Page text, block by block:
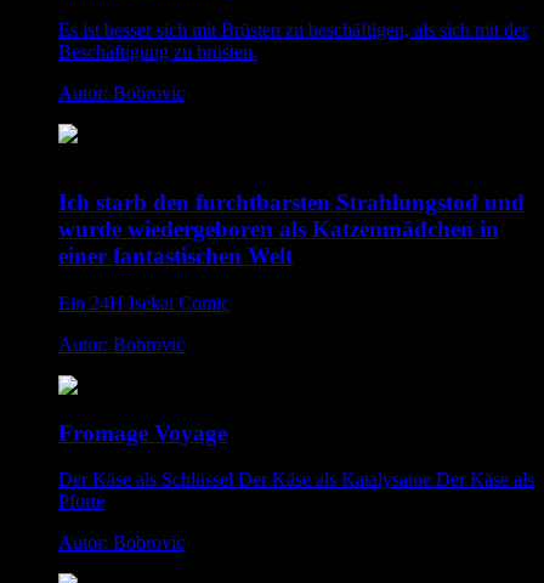
Es ist besser sich mit Brüsten zu beschäftigen, als sich mit der
Beschäftigung zu brüsten.
Autor: Bobrovic
Ich starb den furchtbarsten Strahlungstod und
wurde wiedergeboren als Katzenmädchen in
einer fantastischen Welt
Ein 24H Isekai Comic
Autor: Bobrovic
Fromage Voyage
Der Käse als Schlüssel Der Käse als Katalysatoe Der Käse als
Pforte
Autor: Bobrovic